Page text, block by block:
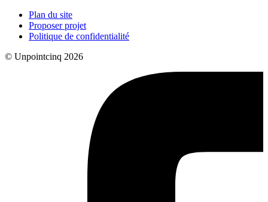
Plan du site
Proposer projet
Politique de confidentialité
© Unpointcinq 2026